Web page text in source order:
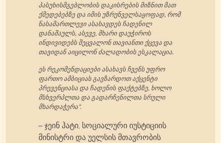
პასუხისმგებლობის დაკისრების მიზნით მათ
ქმედებებზე და იმის უზრუნველსაყოფად, რომ
ნასამართლევი ასახავდეს ჩადენილ
დანაშაულს, ასევე, მხარი დაუჭიროს
ინდივიდებს შეცვალონ თავიანთი ქცევა და
თავიდან აიცილონ ძალადობის ესკალაცია.
ეს რეკომენდაციები ასახავს ჩვენს უფრო
ფართო ამბიციას გავზარდოთ აქცენტი
პრევენციასა და ჩადენის ფაქტებზე, ხოლო
მსხვერპლთა და გადარჩენილთა სრული
მხარდაჭერა“.
– ჯეინ ჰატი, სოციალური იუსტიციის
მინისტრი და უელსის მთავრობის